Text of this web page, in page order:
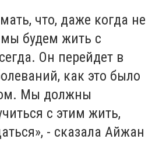
что, даже когда не
мы будем жить с
Он перейдет в
как это было
Мы должны
с этим жить,
- сказала Айжан